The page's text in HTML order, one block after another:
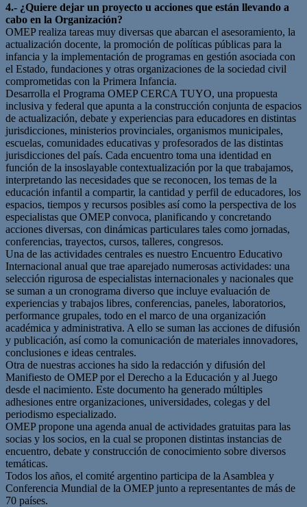
4.- ¿Quiere dejar un proyecto u acciones que están llevando a
cabo en la Organización?
OMEP realiza tareas muy diversas que abarcan el asesoramiento, la
actualización docente, la promoción de políticas públicas para la
infancia y la implementación de programas en gestión asociada con
el Estado, fundaciones y otras organizaciones de la sociedad civil
comprometidas con la Primera Infancia.
Desarrolla el Programa OMEP CERCA TUYO, una propuesta
inclusiva y federal que apunta a la construcción conjunta de espacios
de actualización, debate y experiencias para educadores en distintas
jurisdicciones, ministerios provinciales, organismos municipales,
escuelas, comunidades educativas y profesorados de las distintas
jurisdicciones del país. Cada encuentro toma una identidad en
función de la insoslayable contextualización por la que trabajamos,
interpretando las necesidades que se reconocen, los temas de la
educación infantil a compartir, la cantidad y perfil de educadores, los
espacios, tiempos y recursos posibles así como la perspectiva de los
especialistas que OMEP convoca, planificando y concretando
acciones diversas, con dinámicas particulares tales como jornadas,
conferencias, trayectos, cursos, talleres, congresos.
Una de las actividades centrales es nuestro Encuentro Educativo
Internacional anual que trae aparejado numerosas actividades: una
selección rigurosa de especialistas internacionales y nacionales que
se suman a un cronograma diverso que incluye evaluación de
experiencias y trabajos libres, conferencias, paneles, laboratorios,
performance grupales, todo en el marco de una organización
académica y administrativa. A ello se suman las acciones de difusión
y publicación, así como la comunicación de materiales innovadores,
conclusiones e ideas centrales.
Otra de nuestras acciones ha sido la redacción y difusión del
Manifiesto de OMEP por el Derecho a la Educación y al Juego
desde el nacimiento. Este documento ha generado múltiples
adhesiones entre organizaciones, universidades, colegas y del
periodismo especializado.
OMEP propone una agenda anual de actividades gratuitas para las
socias y los socios, en la cual se proponen distintas instancias de
encuentro, debate y construcción de conocimiento sobre diversos
temáticas.
Todos los años, el comité argentino participa de la Asamblea y
Conferencia Mundial de la OMEP junto a representantes de más de
70 países.